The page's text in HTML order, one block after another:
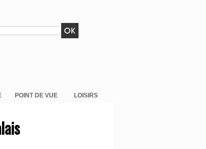
POINT DE VUE LOISIRS